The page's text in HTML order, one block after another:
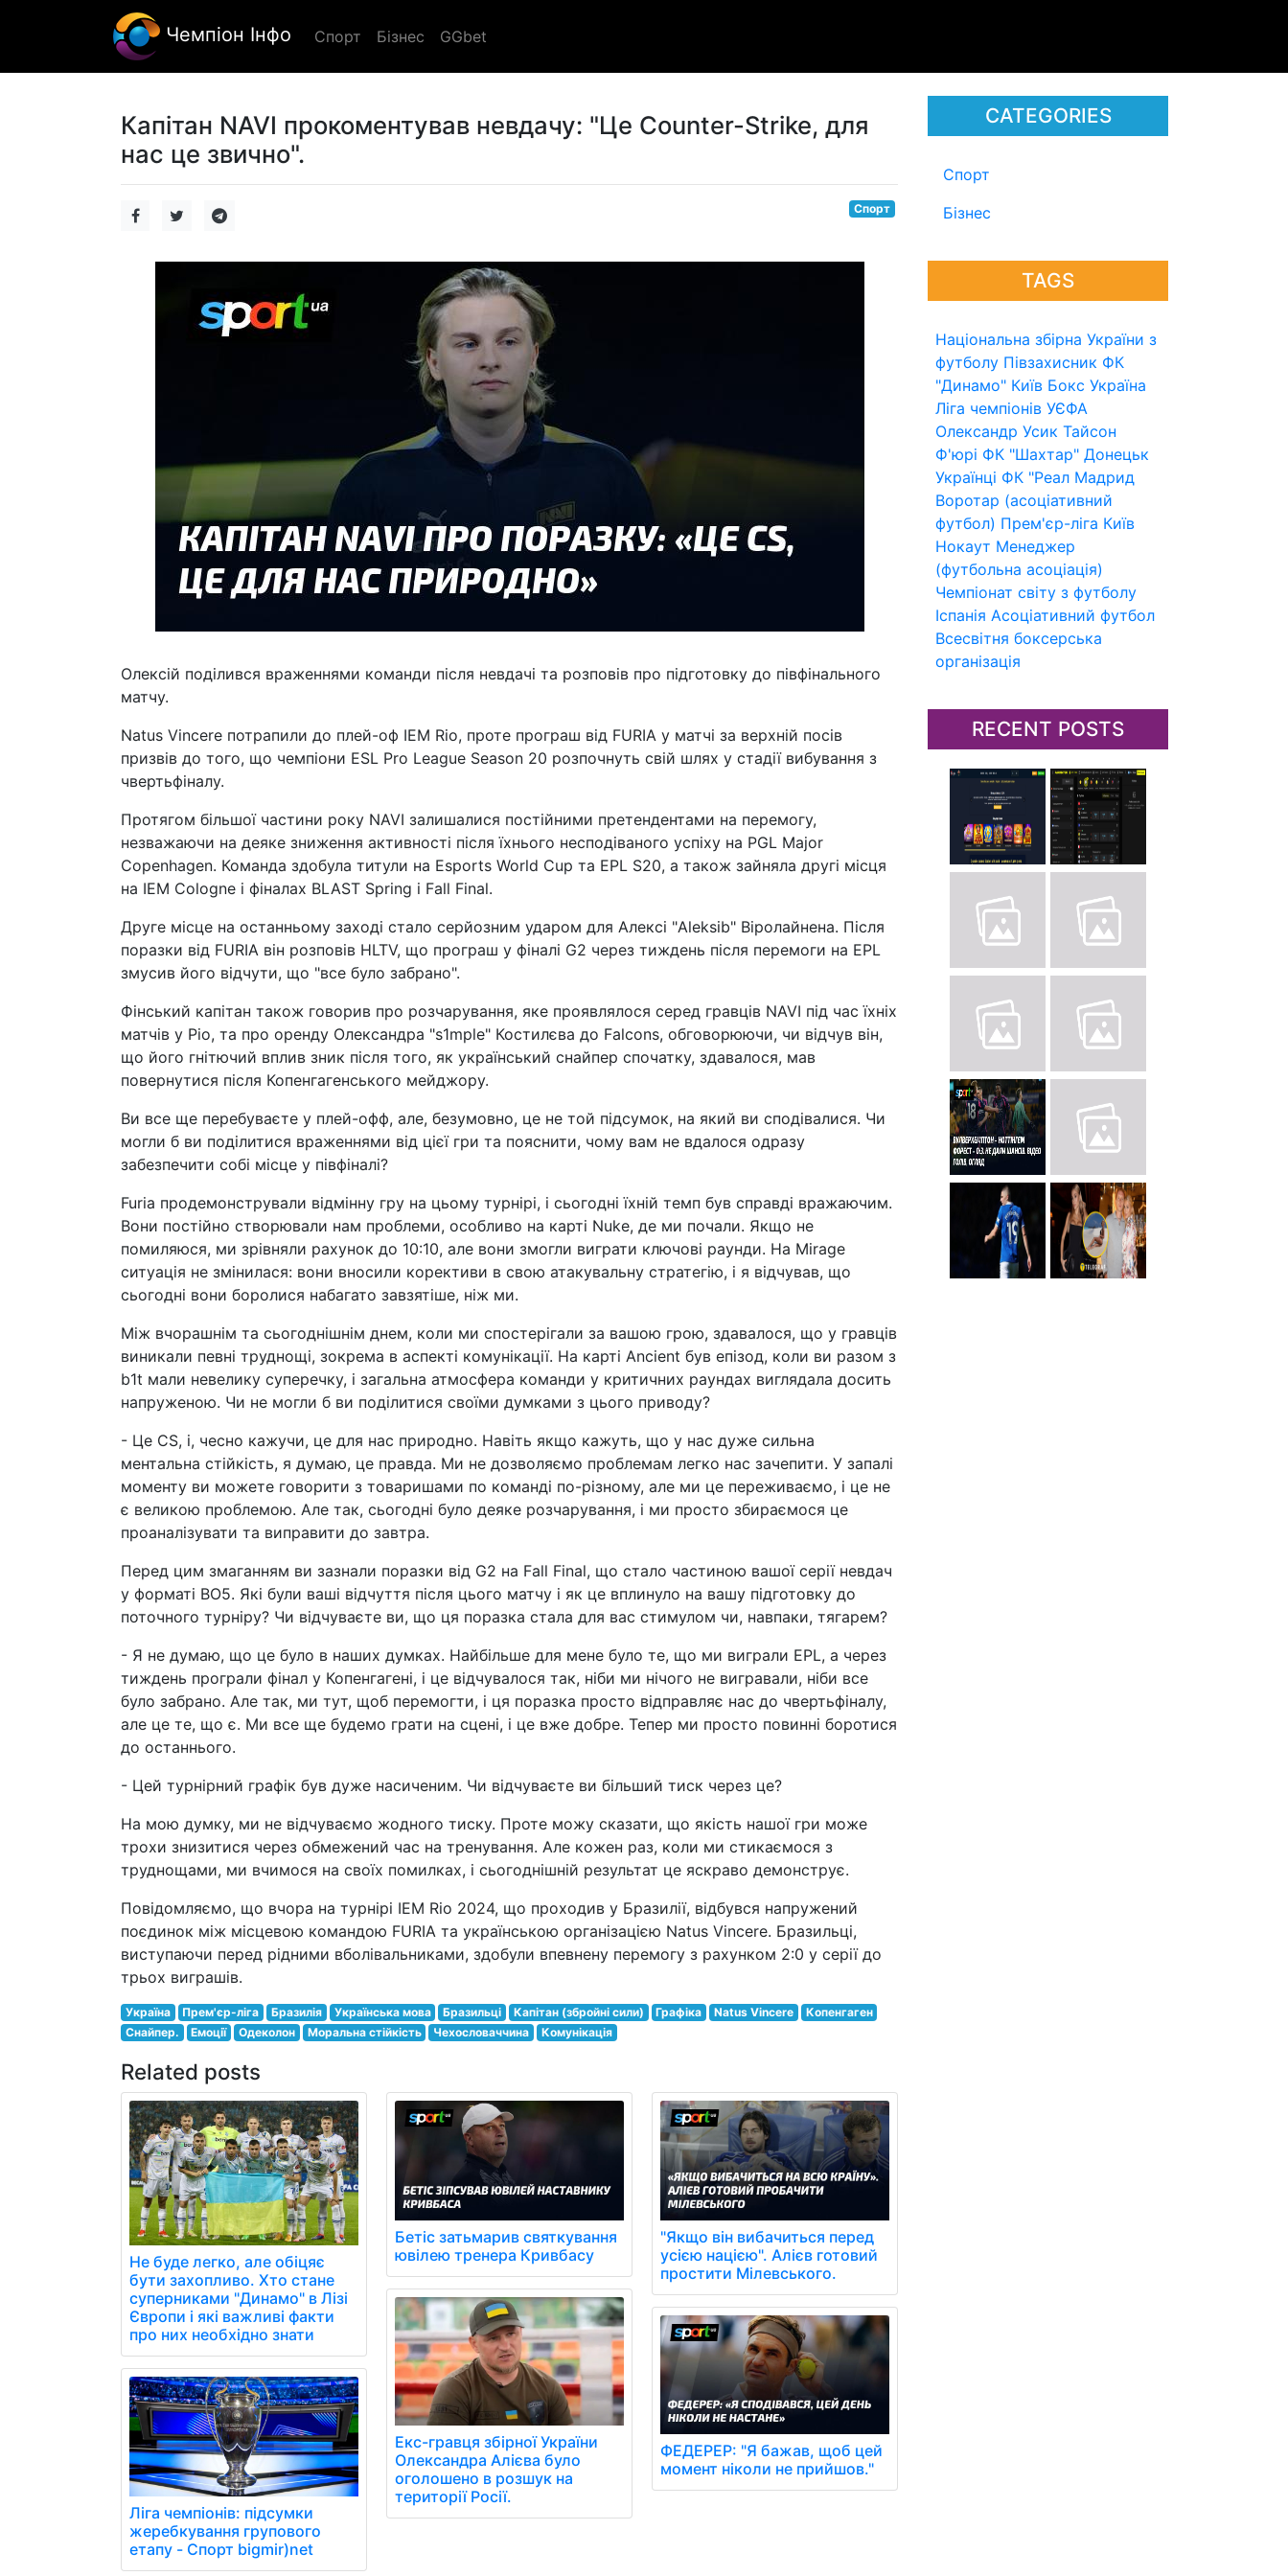
Чемпіон Інфо Спорт Бізнес GGbet
CATEGORIES
Спорт
Бізнес
TAGS
Національна збірна України з
футболу Півзахисник ФК
"Динамо" Київ Бокс Україна
Ліга чемпіонів УЄФА
Олександр Усик Тайсон
Ф'юрі ФК "Шахтар" Донецьк
Українці ФК "Реал Мадрид
Воротар (асоціативний
футбол) Прем'єр-ліга Київ
Нокаут Менеджер
(футбольна асоціація)
Чемпіонат світу з футболу
Іспанія Асоціативний футбол
Всесвітня боксерська
організація
RECENT POSTS
Капітан NAVI прокоментував невдачу: "Це Counter-Strike, для
нас це звично".
Спорт
Олексій поділився враженнями команди після невдачі та розповів про підготовку до півфінального
матчу.
Natus Vincere потрапили до плей-оф IEM Rio, проте програш від FURIA у матчі за верхній посів
призвів до того, що чемпіони ESL Pro League Season 20 розпочнуть свій шлях у стадії вибування з
чвертьфіналу.
Протягом більшої частини року NAVI залишалися постійними претендентами на перемогу,
незважаючи на деяке зниження активності після їхнього несподіваного успіху на PGL Major
Copenhagen. Команда здобула титули на Esports World Cup та EPL S20, а також зайняла другі місця
на IEM Cologne і фіналах BLAST Spring і Fall Final.
Друге місце на останньому заході стало серйозним ударом для Алексі "Aleksib⁠" Віролайнена. Після
поразки від FURIA він розповів HLTV, що програш у фіналі G2 через тиждень після перемоги на EPL
змусив його відчути, що "все було забрано".
Фінський капітан також говорив про розчарування, яке проявлялося серед гравців NAVI під час їхніх
матчів у Ріо, та про оренду Олександра "s1mple⁠" Костилєва до Falcons, обговорюючи, чи відчув він,
що його гнітючий вплив зник після того, як український снайпер спочатку, здавалося, мав
повернутися після Копенгагенського мейджору.
Ви все ще перебуваєте у плей-офф, але, безумовно, це не той підсумок, на який ви сподівалися. Чи
могли б ви поділитися враженнями від цієї гри та пояснити, чому вам не вдалося одразу
забезпечити собі місце у півфіналі?
Furia продемонстрували відмінну гру на цьому турнірі, і сьогодні їхній темп був справді вражаючим.
Вони постійно створювали нам проблеми, особливо на карті Nuke, де ми почали. Якщо не
помиляюся, ми зрівняли рахунок до 10:10, але вони змогли виграти ключові раунди. На Mirage
ситуація не змінилася: вони вносили корективи в свою атакувальну стратегію, і я відчував, що
сьогодні вони боролися набагато завзятіше, ніж ми.
Між вчорашнім та сьогоднішнім днем, коли ми спостерігали за вашою грою, здавалося, що у гравців
виникали певні труднощі, зокрема в аспекті комунікації. На карті Ancient був епізод, коли ви разом з
b1t мали невелику суперечку, і загальна атмосфера команди у критичних раундах виглядала досить
напруженою. Чи не могли б ви поділитися своїми думками з цього приводу?
- Це CS, і, чесно кажучи, це для нас природно. Навіть якщо кажуть, що у нас дуже сильна
ментальна стійкість, я думаю, це правда. Ми не дозволяємо проблемам легко нас зачепити. У запалі
моменту ви можете говорити з товаришами по команді по-різному, але ми це переживаємо, і це не
є великою проблемою. Але так, сьогодні було деяке розчарування, і ми просто збираємося це
проаналізувати та виправити до завтра.
Перед цим змаганням ви зазнали поразки від G2 на Fall Final, що стало частиною вашої серії невдач
у форматі BO5. Які були ваші відчуття після цього матчу і як це вплинуло на вашу підготовку до
поточного турніру? Чи відчуваєте ви, що ця поразка стала для вас стимулом чи, навпаки, тягарем?
- Я не думаю, що це було в наших думках. Найбільше для мене було те, що ми виграли EPL, а через
тиждень програли фінал у Копенгагені, і це відчувалося так, ніби ми нічого не вигравали, ніби все
було забрано. Але так, ми тут, щоб перемогти, і ця поразка просто відправляє нас до чвертьфіналу,
але це те, що є. Ми все ще будемо грати на сцені, і це вже добре. Тепер ми просто повинні боротися
до останнього.
- Цей турнірний графік був дуже насиченим. Чи відчуваєте ви більший тиск через це?
На мою думку, ми не відчуваємо жодного тиску. Проте можу сказати, що якість нашої гри може
трохи знизитися через обмежений час на тренування. Але кожен раз, коли ми стикаємося з
труднощами, ми вчимося на своїх помилках, і сьогоднішній результат це яскраво демонструє.
Повідомляємо, що вчора на турнірі IEM Rio 2024, що проходив у Бразилії, відбувся напружений
поєдинок між місцевою командою FURIA та українською організацією Natus Vincere. Бразильці,
виступаючи перед рідними вболівальниками, здобули впевнену перемогу з рахунком 2:0 у серії до
трьох виграшів.
Україна Прем'єр-ліга Бразилія Українська мова Бразильці Капітан (збройні сили) Графіка Natus Vincere
Копенгаген
Снайпер.
Емоції Одеколон Моральна стійкість Чехословаччина Комунікація
Related posts
Не буде легко, але обіцяє
бути захопливо. Хто стане
суперниками "Динамо" в Лізі
Європи і які важливі факти
про них необхідно знати
Ліга чемпіонів: підсумки
жеребкування групового
етапу - Спорт bigmir)net
Бетіс затьмарив святкування
ювілею тренера Кривбасу
Екс-гравця збірної України
Олександра Алієва було
оголошено в розшук на
території Росії.
"Якщо він вибачиться перед
усією нацією". Алієв готовий
простити Мілевського.
ФЕДЕРЕР: "Я бажав, щоб цей
момент ніколи не прийшов."